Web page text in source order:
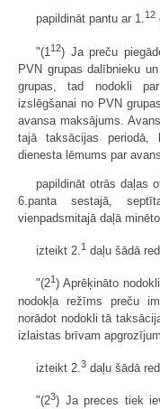
papildināt pantu ar 1.12
"(112) Ja preču
PVN grupas dalībnieku
grupas, tad nodokli
izslēgšanai no PVN
avansa maksājums.
tajā taksācijas
dienesta lēmums par
papildināt otrās daļas
6.panta sestajā,
vienpadsmitajā daļā
izteikt 2.1 daļu šādā
"(21 ) Aprēķināto
nodokļa režīms preču
norādot nodokli tā
izlaistas brīvam
izteikt 2. 3 daļu šādā
"(23) Ja preces tiek